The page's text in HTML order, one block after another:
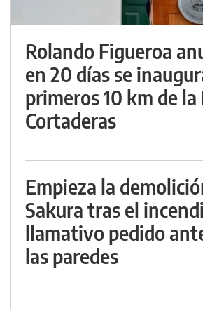
Rolando Figueroa
en 20 días se
primeros 10 km de la
Cortaderas
Empieza la
Sakura tras el
llamativo pedido
las paredes